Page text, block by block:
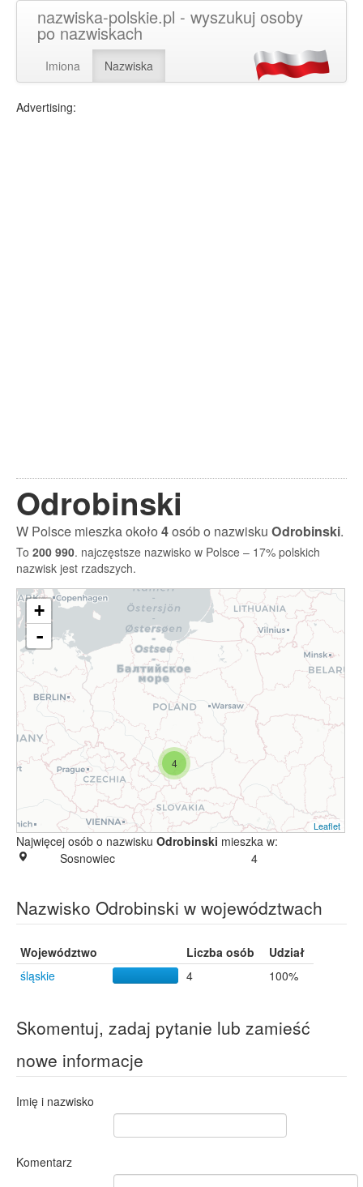
nazwiska-polskie.pl - wyszukuj osoby
po nazwiskach
Imiona Nazwiska
Advertising:
Odrobinski
W Polsce mieszka około4osób o nazwisku Odrobinski.
To 200 990. najczęstsze nazwisko w Polsce – 17% polskich
nazwisk jest rzadszych.
4
+
-
Leaflet
Najwięcej osób o nazwisku Odrobinski mieszka w:
Sosnowiec
4
Nazwisko Odrobinski w województwach
Województwo Liczba osób
Udział
śląskie
4 100%
Skomentuj, zadaj pytanie lub zamieść
nowe informacje
Imię i nazwisko
Komentarz